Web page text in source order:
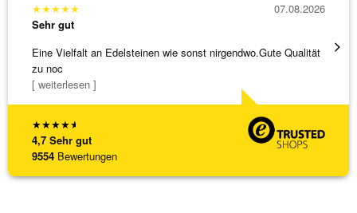
★★★★★
4,7 Sehr gut
9554 Bewertungen
★★★★★
Sehr gut
Eine Vielfalt an Edelsteinen wie sonst nirgendwo.Gute Qualität
zu noc
[ weiterlesen ]
07.08.2026